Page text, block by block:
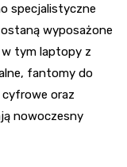
specjalistyczne
wyposażone
tym laptopy z
fantomy do
oraz
nowoczesny